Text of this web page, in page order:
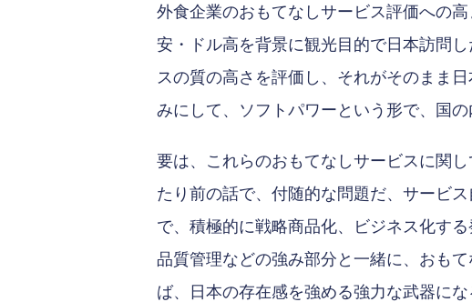
外食企業のおもてなしサービス評価への
安・ドル高を背景に観光目的で日本訪問
スの質の高さを評価し、それがそのまま
みにして、ソフトパワーという形で、国
要は、これらのおもてなしサービスに関
たり前の話で、付随的な問題だ、サービ
で、積極的に戦略商品化、ビジネス化す
品質管理などの強み部分と一緒に、おも
ば、日本の存在感を強める強力な武器にな